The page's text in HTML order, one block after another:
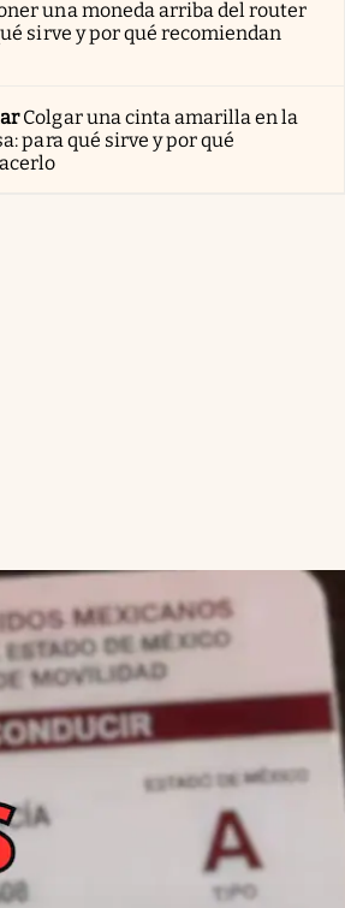
una moneda arriba del router
sirve y por qué recomiendan
Colgar una cinta amarilla en la
para qué sirve y por qué